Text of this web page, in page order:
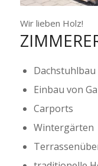
Wir lieben Holz!
Dachstuhlbau
Einbau von
Carports
Wintergärten